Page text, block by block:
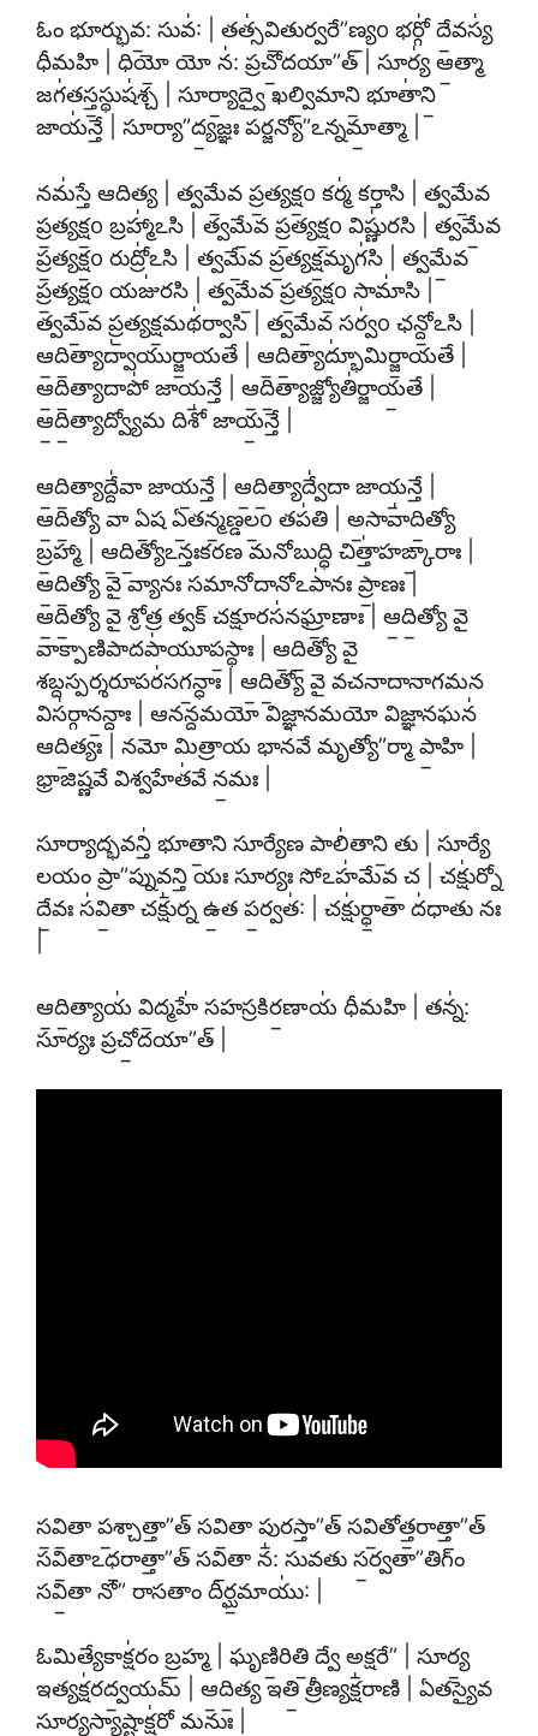
ఓం భూర్భువ॒: సువ॑: | తత్స॑వి॒తుర్వరే”ణ్య॒o భర్గో॑ దే॒వస్య॑
ధీమహి | ధియో॒ యో న॑: ప్రచో॒దయా”త్ | సూర్య॑ ఆ॒త్మా
జగ॑తస్త॒స్థుష॑శ్చ | సూర్యా॒ద్వై ఖల్వి॒మాని॒ భూతా॑ని॒
జాయ॑న్తే | సూర్యా”ద్య॒జ్ఞః పర్జన్యో”ఽన్నమా॒త్మా |
నమ॑స్తే ఆదిత్య | త్వమే॒వ ప్ర॒త్యక్ష॒o కర్మ॑ కర్తాసి | త్వమే॒వ
ప్ర॒త్యక్ష॒o బ్రహ్మా॑ఽసి | త్వమే॒వ ప్ర॒త్యక్ష॒o విష్ణు॑రసి | త్వమే॒వ
ప్ర॒త్యక్ష॒o రుద్రో॑ఽసి | త్వమే॒వ ప్ర॒త్యక్ష॒మృగ॑సి | త్వమే॒వ
ప్ర॒త్యక్ష॒o యజు॑రసి | త్వమే॒వ ప్ర॒త్యక్ష॒o సామా॑సి |
త్వమే॒వ ప్ర॒త్యక్ష॒మథ॑ర్వాసి | త్వమే॒వ సర్వ॑o ఛన్దో॒ఽసి |
ఆ॒ది॒త్యాద్వా॑యుర్జా॒యతే | ఆ॒ది॒త్యాద్భూ॑మిర్జా॒యతే |
ఆ॒ది॒త్యాదాపో॑ జాయ॒న్తే | ఆ॒ది॒త్యాజ్జ్యోతి॑ర్జాయ॒తే |
ఆ॒ది॒త్యాద్వ్యోమ దిశో॑ జాయ॒న్తే |
ఆ॒ది॒త్యాద్దే॑వా జాయ॒న్తే | ఆ॒ది॒త్యాద్వే॑దా జాయ॒న్తే |
ఆ॒ది॒త్యో వా ఏ॒ష ఏ॒తన్మ॒ణ్డల॒o తప॑తి | అ॒సావా॑ది॒త్యో
బ్ర॒హ్మా | ఆ॒ది॒త్యోఽన్తఃకరణ మనోబుద్ధి చిత్తా॑హఙ్కా॒రాః |
ఆ॒ది॒త్యో వై వ్యానః సమానోదానోఽపా॑నః ప్రా॒ణః |
ఆ॒ది॒త్యో వై శ్రోత్ర త్వక్ చక్షూరస॑నఘ్రా॒ణాః | ఆ॒ది॒త్యో వై
వాక్పాణిపాదపా॑యూప॒స్థాః | ఆ॒ది॒త్యో వై
శబ్దస్పర్శరూపర॑సగ॒న్ధాః | ఆ॒ది॒త్యో వై వచనాదానాగమన
విస॑ర్గాన॒న్దాః | ఆనన్దమయో విజ్ఞానమయో విజ్ఞానఘన॑
ఆది॒త్యః | నమో మిత్రాయ భానవే మృత్యో”ర్మా పా॒హి |
భ్రాజిష్ణవే విశ్వహేత॑వే న॒మః |
సూర్యాద్భవన్తి॑ భూతా॒ని సూర్యేణ పాలి॑తాని॒ తు | సూర్యే
లయం ప్రా”ప్నువ॒న్తి యః సూర్యః సోఽహ॑మేవ॒ చ | చక్షు॑ర్నో
దే॒వః స॑వి॒తా చక్షు॑ర్న ఉ॒త ప॒ర్వత॑: | చక్షు॑ర్ధా॒తా ద॑ధాతు నః
|
ఆ॒ది॒త్యాయ॑ వి॒ద్మహే॑ సహస్రకిర॒ణాయ॑ ధీమహి | తన్న॑:
సూర్యః ప్రచో॒దయా”త్ |
స॒వి॒తా ప॒శ్చాత్తా”త్ సవి॒తా పు॒రస్తా”త్ సవి॒తోత్త॒రాత్తా”త్
సవి॒తాఽధ॒రాత్తా”త్ సవి॒తా న॑: సువతు స॒ర్వతా”తిగ్ం
సవి॒తా నో” రాసతాం దీర్ఘ॒మాయు॑: |
ఓమిత్యేకాక్ష॑రం బ్ర॒హ్మ | ఘృణి॒రితి॒ ద్వే అ॒క్షరే” | సూర్య॒
ఇత్యక్ష॑రద్వ॒యమ్ | ఆ॒ది॒త్య ఇతి॒ త్రీణ్యక్ష॑రాణి | ఏతస్యైవ
సూర్యస్యాష్టాక్ష॑రో మ॒నుః |